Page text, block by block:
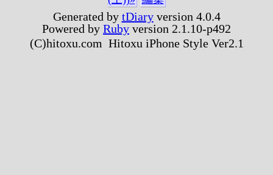
Generated by tDiaryversion 4.0.4
Powered by Ruby version 2.1.10-p492